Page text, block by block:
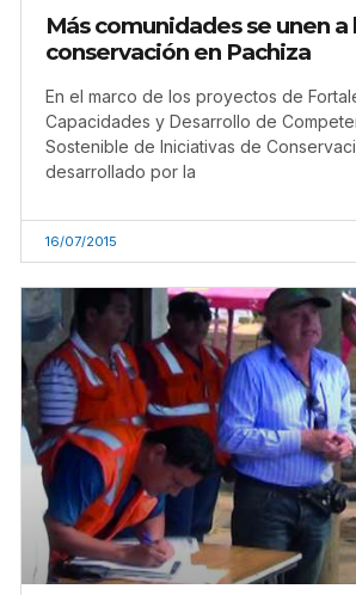
Más comunidades se unen a
conservación en Pachiza
En el marco de los proyectos de
Capacidades y Desarrollo de
Sostenible de Iniciativas de
desarrollado por la
16/07/2015